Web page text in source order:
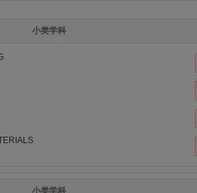
小类学科
小类学科